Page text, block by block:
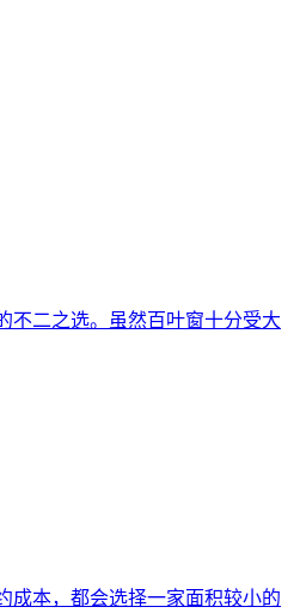
不二之选。虽然百叶窗十分受大
成本，都会选择一家面积较小的